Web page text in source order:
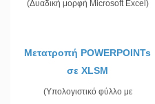
(Δυαδική μορφή Microsoft Excel)
Μετατροπή POWERPOINTs
σε XLSM
(Υπολογιστικό φύλλο με